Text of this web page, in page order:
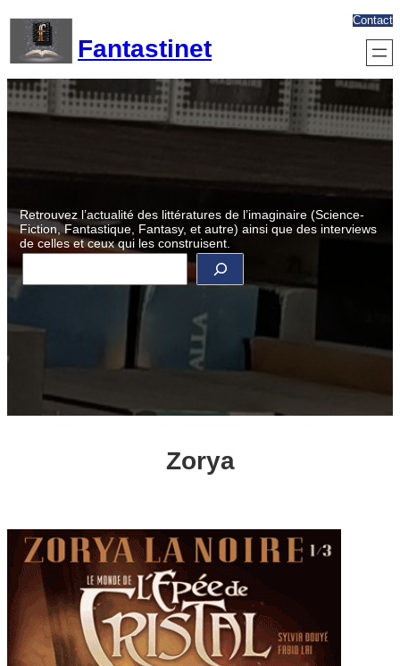
contenu
Fantastinet
Contact
Retrouvez l’actualité des littératures de l’imaginaire (Science-
Fiction, Fantastique, Fantasy, et autre) ainsi que des interviews
de celles et ceux qui les construisent.
R
e
c
r
Zorya